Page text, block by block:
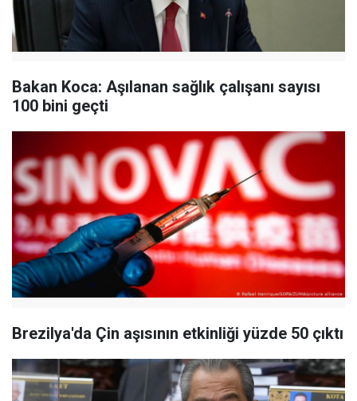
Bakan Koca: Aşılanan sağlık çalışanı sayısı
100 bini geçti
Brezilya'da Çin aşısının etkinliği yüzde 50 çıktı